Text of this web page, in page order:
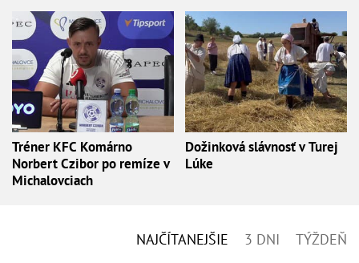
Tréner KFC Komárno
Norbert Czibor po remíze v
Michalovciach
Dožinková slávnosť v Turej
Lúke
NAJČÍTANEJŠIE 3 DNI TÝŽDEŇ